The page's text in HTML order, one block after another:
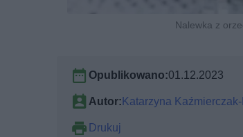
Nalewka z
Opublikowano:01.12.2023
Autor:Katarzyna
Drukuj